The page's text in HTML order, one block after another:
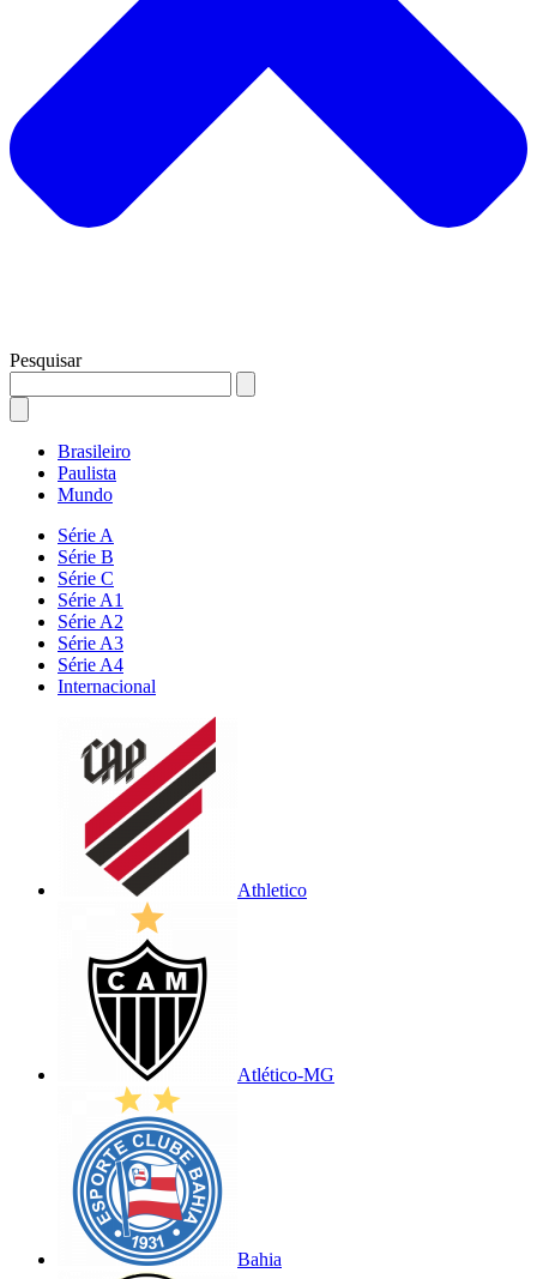
Pesquisar
Brasileiro
Paulista
Mundo
Série A
Série B
Série C
Série A1
Série A2
Série A3
Série A4
Internacional
Athletico
Atlético-MG
Bahia